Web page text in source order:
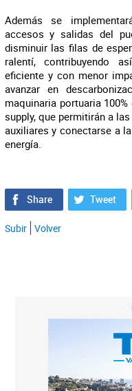
Además se
accesos y salidas del
disminuir las filas de
ralentí, contribuyendo
eficiente y con menor
avanzar en
maquinaria portuaria
supply, que permitirán a
auxiliares y conectarse a
energía.
Subir Volver